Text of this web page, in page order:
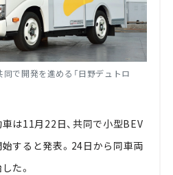
で開発を進める「日野デュトロ
は11月22日、共同で小型BEV
すると発表。24日から同車両
た。